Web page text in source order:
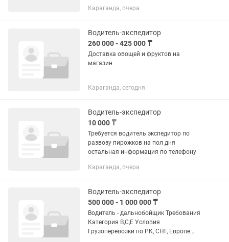
городу. 🕐 Работа до обеда 📅 График
5/2 Требования: опыт работы
категории ВС; ответственный и...
Караганда, вчера
Водитель-экспедитор
260 000 - 425 000 ₸
Доставка овощей и фруктов на
магазин
Караганда, сегодня
Водитель-экспедитор
10 000 ₸
Требуется водитель экспедитор по
развозу пирожков на пол дня
остальная информация по телефону
Караганда, вчера
Водитель-экспедитор
500 000 - 1 000 000 ₸
Водитель - дальнобойщик Требования
Категория В,С,Е Условия
Грузоперевозки по РК, СНГ, Европе